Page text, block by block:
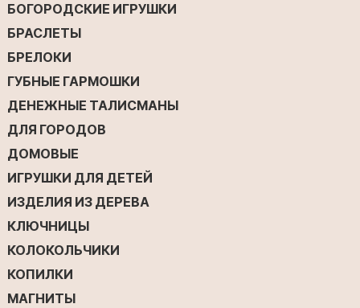
БОГОРОДСКИЕ ИГРУШКИ
БРАСЛЕТЫ
БРЕЛОКИ
ГУБНЫЕ ГАРМОШКИ
ДЕНЕЖНЫЕ ТАЛИСМАНЫ
ДЛЯ ГОРОДОВ
ДОМОВЫЕ
ИГРУШКИ ДЛЯ ДЕТЕЙ
ИЗДЕЛИЯ ИЗ ДЕРЕВА
КЛЮЧНИЦЫ
КОЛОКОЛЬЧИКИ
КОПИЛКИ
МАГНИТЫ